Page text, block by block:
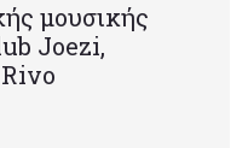
μουσικής
Joezi,